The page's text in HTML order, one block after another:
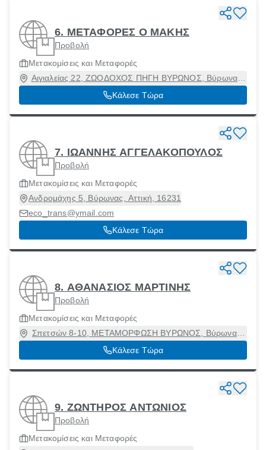
6. ΜΕΤΑΦΟΡΕΣ Ο ΜΑΚΗΣ
Προβολή
Μετακομίσεις και Μεταφορές
Αιγιαλείας 22, ΖΩΟΔΟΧΟΣ ΠΗΓΗ ΒΥΡΩΝΟΣ, Βύρωνας,
Αττική, 16233
Κάλεσε Τώρα
7. ΙΩΑΝΝΗΣ ΑΓΓΕΛΑΚΟΠΟΥΛΟΣ
Προβολή
Μετακομίσεις και Μεταφορές
Ανδρομάχης 5, Βύρωνας, Αττική, 16231
eco_trans@ymail.com
Κάλεσε Τώρα
8. ΑΘΑΝΑΣΙΟΣ ΜΑΡΤΙΝΗΣ
Προβολή
Μετακομίσεις και Μεταφορές
Σπετσών 8-10, ΜΕΤΑΜΟΡΦΩΣΗ ΒΥΡΩΝΟΣ, Βύρωνας,
Αττική, 16232
Κάλεσε Τώρα
9. ΖΩΝΤΗΡΟΣ ΑΝΤΩΝΙΟΣ
Προβολή
Μετακομίσεις και Μεταφορές